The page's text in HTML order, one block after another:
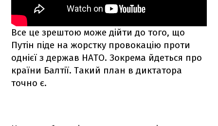
Все це зрештою може дійти до того, що
Путін піде на жорстку провокацію проти
однієї з держав НАТО. Зокрема йдеться про
країни Балтії. Такий план в диктатора
точно є.